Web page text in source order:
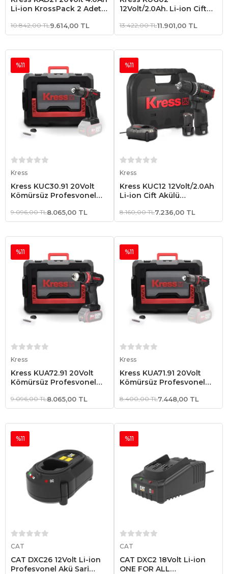
Li-ion KrossPack 2 Adet
10.842,00 TL9.614,00 TL
12Volt/2.0Ah. Li-ion Çift
Profesyonel Darbeli
Matkap+Darbeli
13.422,00 TL11.901,00 TL
Kress
Kress KUC30.91 20Volt
Kömürsüz Profesyonel
Dahil Değildir)
%11
9.096,00 TL8.065,00 TL
Kress
Kress KUC12 12Volt/2.0Ah
Li-ion Çift Akülü
Şarjlı Darbeli Matkap
%11
8.160,00 TL7.236,00 TL
Kress
Kress KUA72.91 20Volt
Kömürsüz Profesyonel
Değildir)
%11
9.096,00 TL8.065,00 TL
Kress
Kress KUA71.91 20Volt
Kömürsüz Profesyonel
Değildir)
%11
8.400,00 TL7.448,00 TL
CAT
CAT DXC26 12Volt Li-ion
Profesyonel Akü Şarj
%11
CAT
CAT DXC2 18Volt Li-ion
ONE FOR ALL
%11